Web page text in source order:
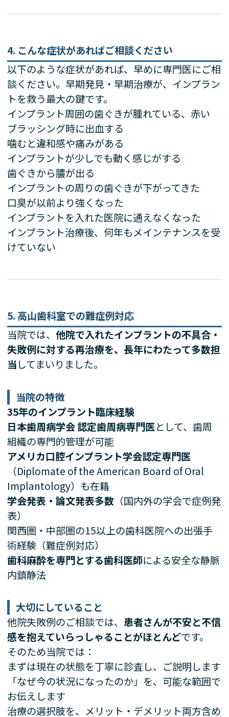
4. こんな症状があればご相談ください
以下のような症状があれば、早めに専門医にご相
談ください。早期発見・早期治療が、インプラン
トを救う最大の鍵です。
インプラント周囲の歯ぐきが腫れている、赤い
ブラッシング時に出血する
噛むと違和感や痛みがある
インプラントが少しでも動く感じがする
歯ぐきから膿が出る
インプラントの周りの歯ぐきが下がってきた
口臭が以前より強くなった
インプラントを入れた医院に通えなくなった
インプラント治療後、何年もメインテナンスを受
けていない
5. 高山歯科室での難症例対応
当院では、他院で入れたインプラントの不具合・
失敗例に対する再治療を、長年にわたって多数担
当してまいりました。
当院の特徴
35年のインプラント臨床経験
日本歯周病学会 認定歯周病専門医として、歯周
組織の専門的管理が可能
アメリカ口腔インプラント学会認定専門医
（Diplomate of the American Board of Oral
Implantology）も在籍
学会発表・論文発表多数 （国内外の学会で症例発
表）
関西圏・中部圏の15以上の歯科医院への出張手
術経験（難症例対応）
歯科麻酔を専門とする歯科医師による安全な静脈
内鎮静法
大切にしていること
他院失敗例のご相談では、患者さんが不安と不信
感を抱えていらっしゃることがほとんどです。
そのため当院では：
まずは現在の状態を丁寧に診査し、ご説明します
「なぜ今の状況になったのか」を、可能な範囲で
お伝えします
治療の選択肢を、メリット・デメリット両方含め